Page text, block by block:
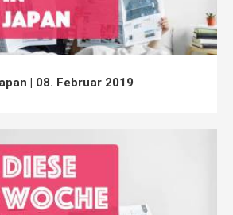
| 08. Februar 2019